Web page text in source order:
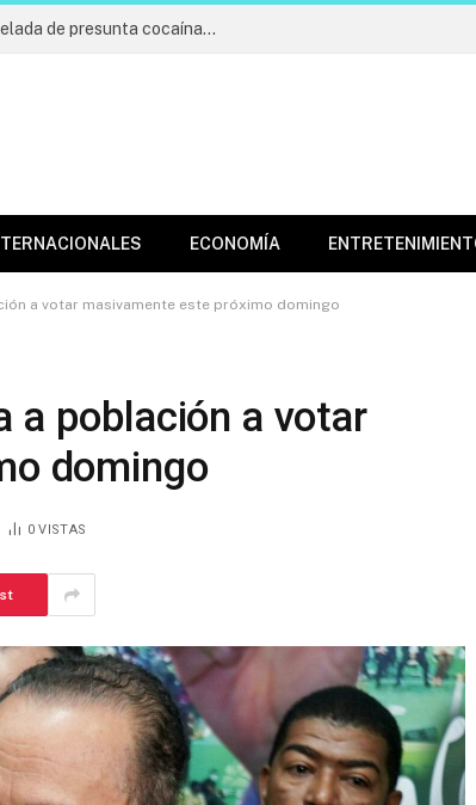
Incautan cargamento de más de una tonelada de presunta cocaína; apresan cuatro
ECONOMÍA
a votar masivamente este próximo domingo
a población a votar
domingo
0VISTAS